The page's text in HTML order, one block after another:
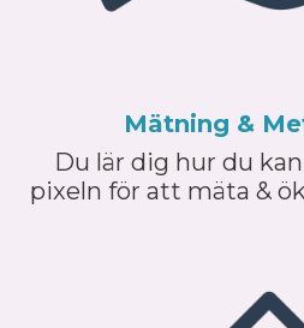
Mätning &
Du lär dig hur du
pixeln för att mäta &